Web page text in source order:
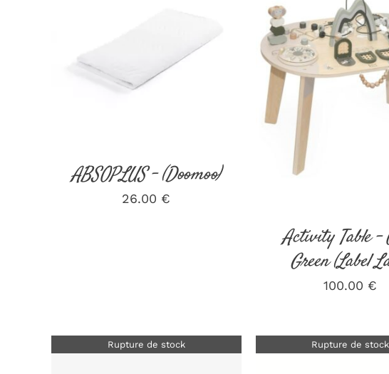
/
ABSOPLUS – (Doomoo)
26.00 €
AJOUTER AU PANIER
Activity Table –
Green (Label
100.00 €
Rupture de stock Rupture de stock